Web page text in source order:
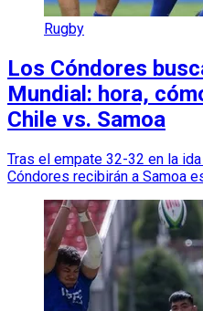
Rugby
Los Cóndores
Mundial: hora,
Chile vs. Samoa
Tras el empate 32-32 en la
Cóndores recibirán a Samoa